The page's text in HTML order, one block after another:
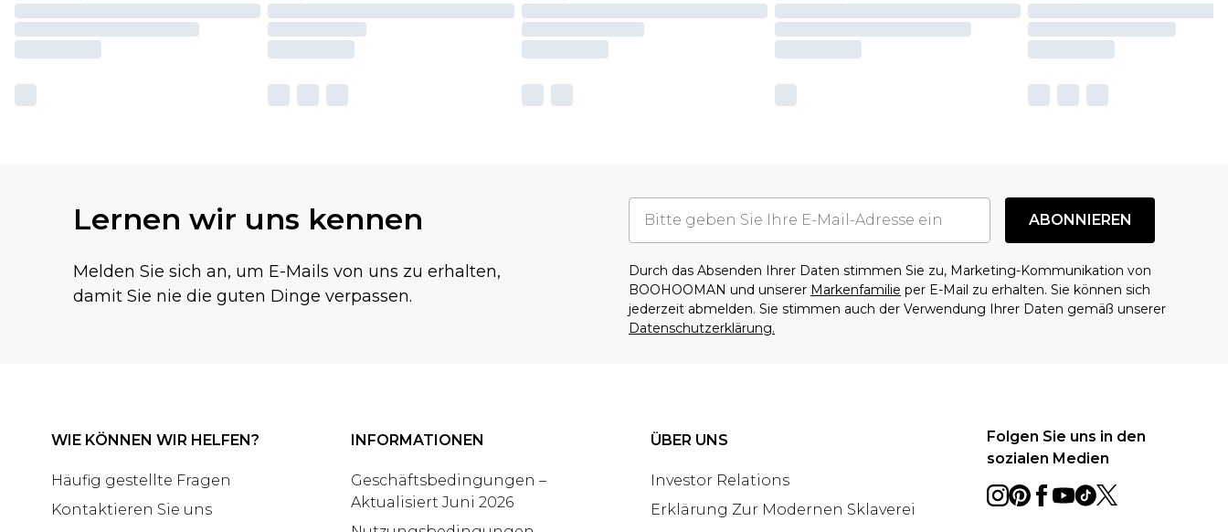
Lernen wir uns kennen
Melden Sie sich an, um E-Mails von uns zu erhalten,
damit Sie nie die guten Dinge verpassen.
ABONNIEREN
Durch das Absenden Ihrer Daten stimmen Sie zu, Marketing-Kommunikation von
BOOHOOMAN und unserer Markenfamilie per E-Mail zu erhalten. Sie können sich
jederzeit abmelden. Sie stimmen auch der Verwendung Ihrer Daten gemäß unserer
Datenschutzerklärung.
WIE KÖNNEN WIR HELFEN?
Häufig gestellte Fragen
Kontaktieren Sie uns
INFORMATIONEN
Geschäftsbedingungen –
Aktualisiert Juni 2026
ÜBER UNS
Investor Relations
Erklärung Zur Modernen Sklaverei
Folgen Sie uns in den
sozialen Medien